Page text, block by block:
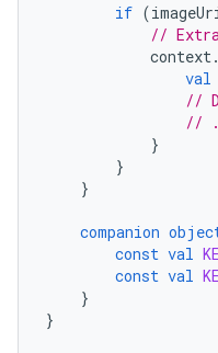
if (
//
context .
val
//
//
}
}
}
companion
const val
const val
}
}